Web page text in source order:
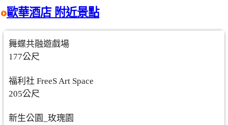
歐華酒店 附近景點
舞蝶共融遊戲場
177公尺
福利社 FreeS Art Space
205公尺
新生公園_玫瑰園